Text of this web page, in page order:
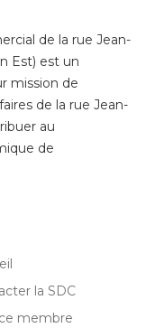
de la rue Jean-
Est) est un
mission de
de la rue Jean-
au
de
la SDC
membre